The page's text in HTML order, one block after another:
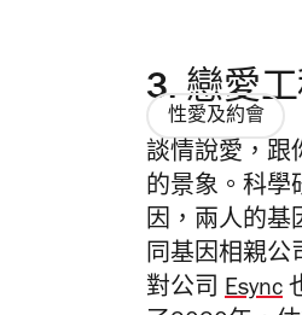
3. 戀愛
性愛及約會
談情說愛，跟
的景象。科學
因，兩人的基
同基因相親公
對公司 Esync